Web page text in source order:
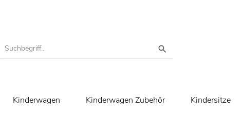
Kinderwagen Kinderwagen Zubehör Kindersitze